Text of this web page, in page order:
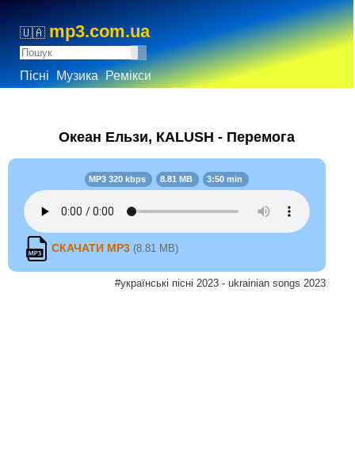
🇺🇦 mp3.com.ua
Пісні Музика Ремікси
Океан Ельзи, КALUSH - Перемога
MP3 320 kbps 8.81 MB 3:50 min
СКАЧАТИ MP3 (8.81 MB)
#українські пісні 2023 - ukrainian songs 2023